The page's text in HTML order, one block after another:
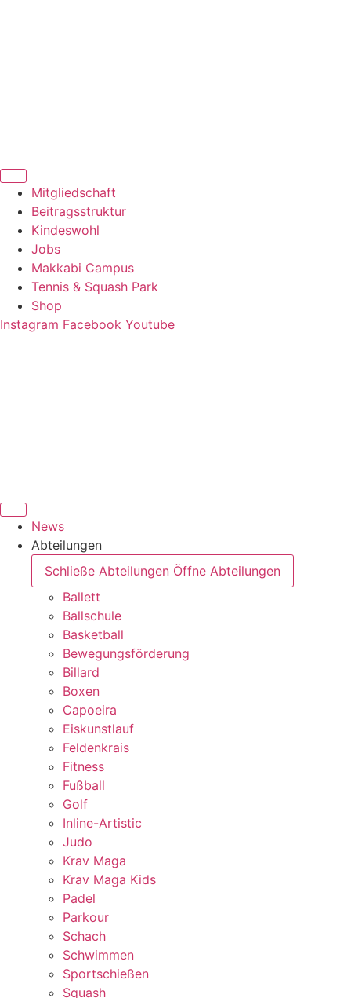
Mitgliedschaft
Beitragsstruktur
Kindeswohl
Jobs
Makkabi Campus
Tennis & Squash Park
Shop
Instagram Facebook Youtube
News
Abteilungen
Schließe Abteilungen Öffne Abteilungen
Ballett
Ballschule
Basketball
Bewegungsförderung
Billard
Boxen
Capoeira
Eiskunstlauf
Feldenkrais
Fitness
Fußball
Golf
Inline-Artistic
Judo
Krav Maga
Krav Maga Kids
Padel
Parkour
Schach
Schwimmen
Sportschießen
Squash